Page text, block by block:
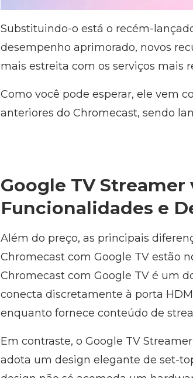
Substituindo-o está o recém-
desempenho aprimorado, novos
mais estreita com os serviços mais
Como você pode esperar, ele vem
anteriores do Chromecast, sendo
Google TV
Funcionalidades e
Além do preço, as principais
Chromecast com Google TV estão
Chromecast com Google TV é um
conecta discretamente à porta
enquanto fornece conteúdo de
Em contraste, o Google TV
adota um design elegante de set-